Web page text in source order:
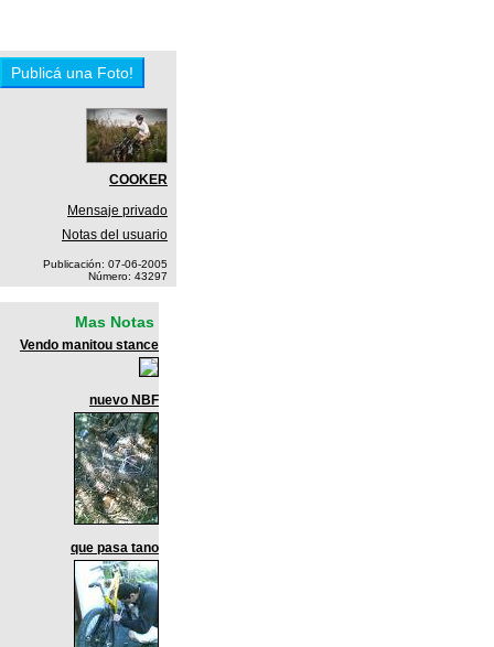
COOKER
Mensaje privado
Notas del usuario
Publicación: 07-06-2005
Número: 43297
Mas Notas
Vendo manitou stance
nuevo NBF
que pasa tano